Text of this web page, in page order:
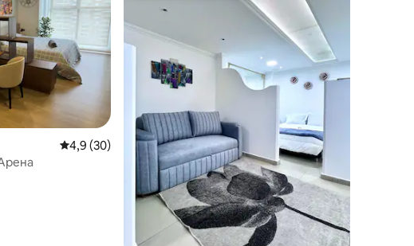
Средна оценка: 4,9 от 5, 30 отзива
4,9 (30)